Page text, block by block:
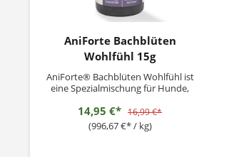
AniForte Bachblüten
Wohlfühl 15g
AniForte® Bachblüten Wohlfühl ist
eine Spezialmischung für Hunde,
werden aus natürlichen,
pflanzlichen und hochwertigen
Inhaltsstoffen in Deutschland
14,95 €* 16,99 €*
(996,67 €* / kg)